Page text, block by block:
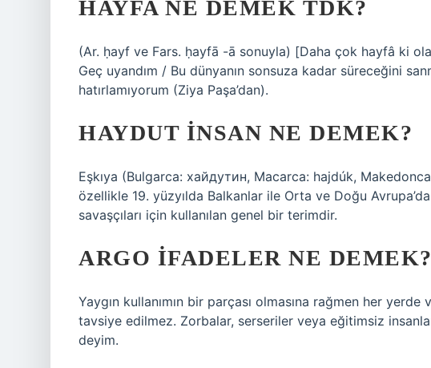
HAYFA NE DEMEK TDK?
(Ar. ḥayf ve Fars. ḥayfā -ā sonuyla) [Daha çok hayfâ ki
Geç uyandım / Bu dünyanın sonsuza kadar süreceğini
hatırlamıyorum (Ziya Paşa’dan).
HAYDUT INSAN NE DEMEK?
Eşkıya (Bulgarca: хайдутин, Macarca: hajdúk,
özellikle 19. yüzyılda Balkanlar ile Orta ve Doğu
savaşçıları için kullanılan genel bir terimdir.
ARGO IFADELER NE DEMEK?
Yaygın kullanımın bir parçası olmasına rağmen her yerde
tavsiye edilmez. Zorbalar, serseriler veya eğitimsiz
deyim.